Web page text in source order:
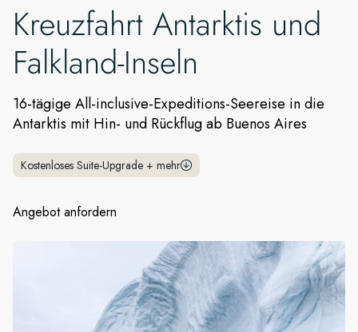
Deutschland
Vereinigtes Königreich (England, Schottland, Wales
und Nordirland)
USA
Deutschland
Norwegen
Kreuzfahrt Antarktis und
Falkland-Inseln
16-tägige All-inclusive-Expeditions-Seereise in die
Antarktis mit Hin- und Rückflug ab Buenos Aires
Kostenloses Suite-Upgrade + mehr
Angebot anfordern